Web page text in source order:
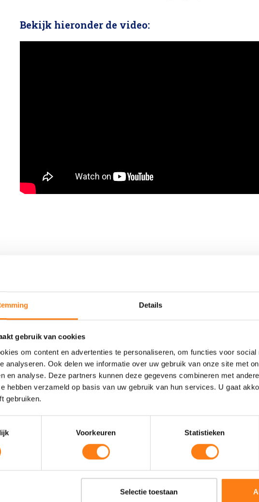
Details
gebruik van cookies
om content en advertenties te personaliseren, om functies voor social
analyseren. Ook delen we informatie over uw gebruik van onze site met
en analyse. Deze partners kunnen deze gegevens combineren met
hebben verzameld op basis van uw gebruik van hun services. U gaat
gebruiken.
Voorkeuren Statistieken
Selectie toestaan
Bekijk hieronder de video:
Programma
is bekend! De ochtend zit vol met keynotes en klantreacties.
met o.a. productexperts en gebruikersgroepen van o.a. OpenText
Server en eDOCS. Kortom een bomvol programma dat voldoende
generatie Content Services, de toekomst van AI & Analytics, maar ook
GDPR-ready kunt worden/blijven.
Bekijk het volledige programma hier.